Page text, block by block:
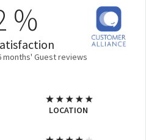
%
months' Guest reviews
LOCATION